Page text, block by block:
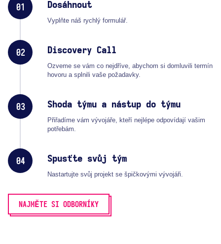
01 Dosáhnout
Vyplňte náš rychlý formulář.
02 Discovery Call
Ozveme se vám co nejdříve, abychom si domluvili termín
hovoru a splnili vaše požadavky.
03 Shoda týmu a nástup do týmu
Přiřadíme vám vývojáře, kteří nejlépe odpovídají vašim
potřebám.
04 Spusťte svůj tým
Nastartujte svůj projekt se špičkovými vývojáři.
NAJMĚTE SI ODBORNÍKY